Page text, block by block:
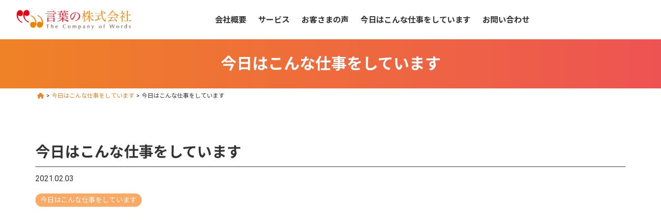
会社概要 サービス お客さまの声 今日はこんな仕事をしています お問い合わせ
今日はこんな仕事をしています
> 今日はこんな仕事をしています > 今日はこんな仕事をしています
今日はこんな仕事をしています
2021.02.03
今日はこんな仕事をしています